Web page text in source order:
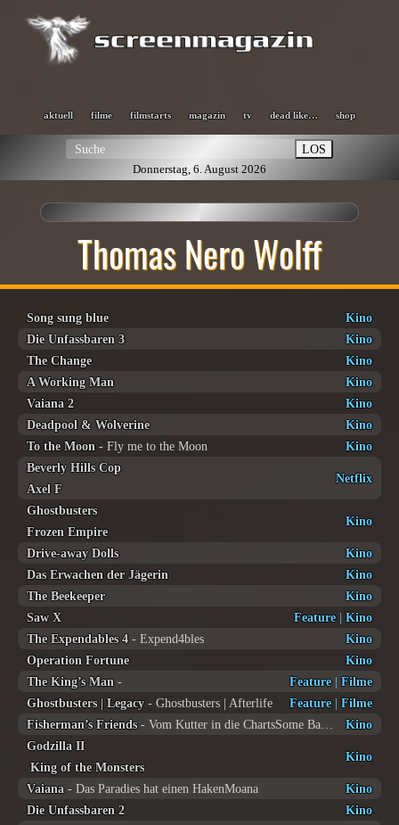
aktuell filme filmstarts magazin tv dead like… shop
LOS
Donnerstag, 6. August 2026
Thomas Nero Wolff
Song sung blue
Kino
Die Unfassbaren 3
Kino
The Change
Kino
A Working Man
Kino
Vaiana 2
Kino
Deadpool & Wolverine
Kino
To the Moon - Fly me to the Moon
Kino
Beverly Hills Cop
Axel F
Netflix
Ghostbusters
Frozen Empire
Kino
Drive-away Dolls
Kino
Das Erwachen der Jägerin
Kino
The Beekeeper
Kino
Saw X
Feature| Kino
The Expendables 4- Expend4bles
Kino
Operation Fortune
Kino
The King’s Man - Feature| Filme
Ghostbusters | Legacy - Ghostbusters | Afterlife Feature| Filme
Fisherman’s Friends
Kino
Godzilla II
King of the Monsters
Kino
Vaiana - Das Paradies hat einen HakenMoana
Kino
Die Unfassbaren 2
Kino